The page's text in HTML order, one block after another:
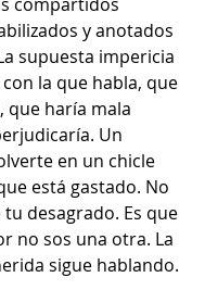
y anotados
supuesta impericia
la que habla, que
que haría mala
Un
en un chicle
está gastado. No
desagrado. Es que
no sos una otra. La
sigue hablando.